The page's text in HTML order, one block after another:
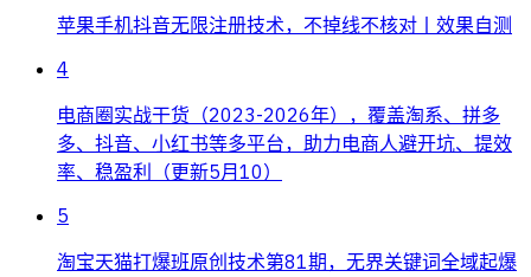
苹果手机抖音无限注册技术，不掉线不核对丨效果自测
4
电商圈实战干货（2023-2026年），覆盖淘系、拼多
多、抖音、小红书等多平台，助力电商人避开坑、提效
率、稳盈利（更新5月10）
5
淘宝天猫打爆班原创技术第81期，无界关键词全域起爆